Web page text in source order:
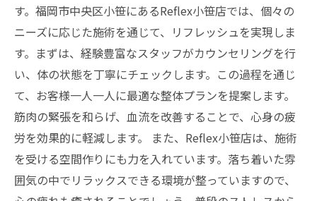
す。福岡市中央区小笹にあるReflex小笹店では、個々の
ニーズに応じた施術を通じて、リフレッシュを実現しま
す。まずは、経験豊富なスタッフがカウンセリングを行
い、体の状態を丁寧にチェックします。この過程を通じ
て、お客様一人一人に最適な整体プランを提案します。
筋肉の緊張を和らげ、血流を改善することで、心身の疲
労を効果的に軽減します。 また、Reflex小笹店は、施術
を受ける空間作りにも力を入れています。落ち着いた雰
囲気の中でリラックスできる環境が整っていますので、